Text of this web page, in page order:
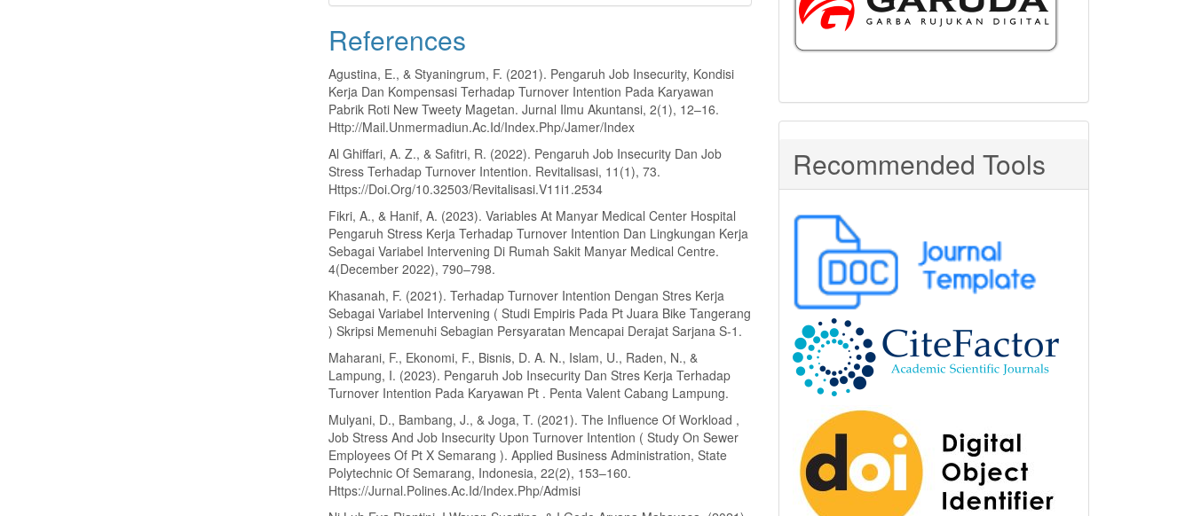
References
Agustina, E., & Styaningrum, F. (2021). Pengaruh Job Insecurity, Kondisi
Kerja Dan Kompensasi Terhadap Turnover Intention Pada Karyawan
Pabrik Roti New Tweety Magetan. Jurnal Ilmu Akuntansi, 2(1), 12–16.
Http://Mail.Unmermadiun.Ac.Id/Index.Php/Jamer/Index
Al Ghiffari, A. Z., & Safitri, R. (2022). Pengaruh Job Insecurity Dan Job
Stress Terhadap Turnover Intention. Revitalisasi, 11(1), 73.
Https://Doi.Org/10.32503/Revitalisasi.V11i1.2534
Fikri, A., & Hanif, A. (2023). Variables At Manyar Medical Center Hospital
Pengaruh Stress Kerja Terhadap Turnover Intention Dan Lingkungan Kerja
Sebagai Variabel Intervening Di Rumah Sakit Manyar Medical Centre.
4(December 2022), 790–798.
Khasanah, F. (2021). Terhadap Turnover Intention Dengan Stres Kerja
Sebagai Variabel Intervening ( Studi Empiris Pada Pt Juara Bike Tangerang
) Skripsi Memenuhi Sebagian Persyaratan Mencapai Derajat Sarjana S-1.
Maharani, F., Ekonomi, F., Bisnis, D. A. N., Islam, U., Raden, N., &
Lampung, I. (2023). Pengaruh Job Insecurity Dan Stres Kerja Terhadap
Turnover Intention Pada Karyawan Pt . Penta Valent Cabang Lampung.
Mulyani, D., Bambang, J., & Joga, T. (2021). The Influence Of Workload ,
Job Stress And Job Insecurity Upon Turnover Intention ( Study On Sewer
Employees Of Pt X Semarang ). Applied Business Administration, State
Polytechnic Of Semarang, Indonesia, 22(2), 153–160.
Https://Jurnal.Polines.Ac.Id/Index.Php/Admisi
Recommended Tools